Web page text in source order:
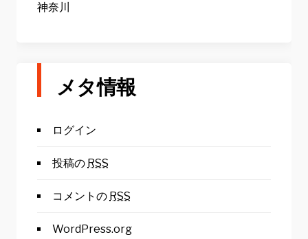
神奈川
メタ情報
ログイン
投稿の RSS
コメントの RSS
WordPress.org